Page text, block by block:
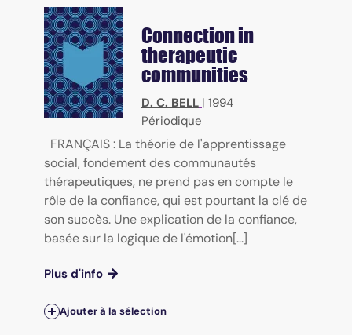
Connection in
therapeutic
communities
D. C. BELL | 1994
Périodique
FRANÇAIS : La théorie de l'apprentissage
social, fondement des communautés
thérapeutiques, ne prend pas en compte le
rôle de la confiance, qui est pourtant la clé de
son succès. Une explication de la confiance,
basée sur la logique de l'émotion[...]
Plus d'info
Ajouter à la sélection